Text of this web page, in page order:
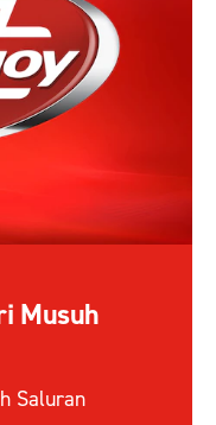
Musuh
Saluran